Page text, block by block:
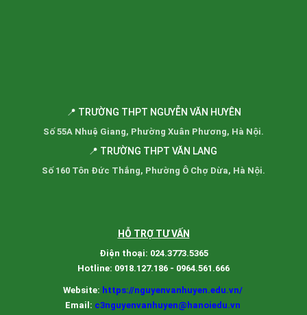
📍 TRƯỜNG THPT NGUYỄN VĂN HUYÊN
Số 55A Nhuệ Giang, Phường Xuân Phương, Hà Nội.
📍 TRƯỜNG THPT VĂN LANG
Số 160 Tôn Đức Thắng, Phường Ô Chợ Dừa, Hà Nội.
HỖ TRỢ TƯ VẤN
Điện thoại: 024.3773.5365
Hotline: 0918.127.186 - 0964.561.666
Website: https://nguyenvanhuyen.edu.vn/
Email: c3nguyenvanhuyen@hanoiedu.vn